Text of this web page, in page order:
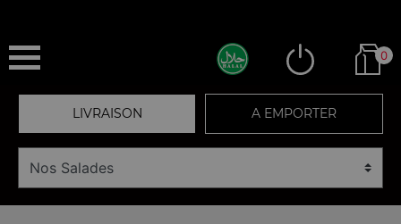
0
LIVRAISON A EMPORTER